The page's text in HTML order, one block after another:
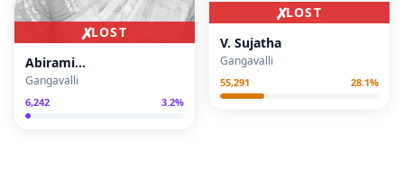
✗LOST
Abirami
Neduncheralathan
Gangavalli
6,242 3.2%
✗LOST
V. Sujatha
Gangavalli
55,291 28.1%